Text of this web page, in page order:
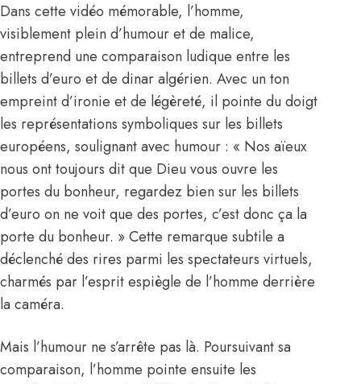
Dans cette vidéo mémorable, l’homme,
visiblement plein d’humour et de malice,
entreprend une comparaison ludique entre les
billets d’euro et de dinar algérien. Avec un ton
empreint d’ironie et de légèreté, il pointe du doigt
les représentations symboliques sur les billets
européens, soulignant avec humour : « Nos aïeux
nous ont toujours dit que Dieu vous ouvre les
portes du bonheur, regardez bien sur les billets
d’euro on ne voit que des portes, c’est donc ça la
porte du bonheur. » Cette remarque subtile a
déclenché des rires parmi les spectateurs virtuels,
charmés par l’esprit espiègle de l’homme derrière
la caméra.
Mais l’humour ne s’arrête pas là. Poursuivant sa
comparaison, l’homme pointe ensuite les